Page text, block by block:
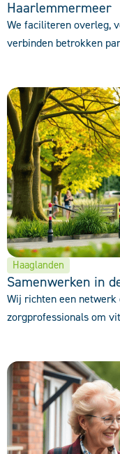
Haarlemmermeer
We faciliteren overleg,
verbinden betrokken
Haaglanden
Samenwerken in
Wij richten een netwerk
zorgprofessionals om